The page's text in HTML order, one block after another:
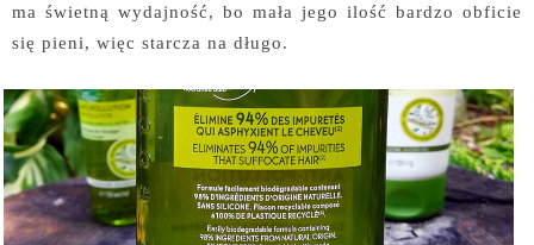
ma świetną wydajność, bo mała jego ilość bardzo obficie
się pieni, więc starcza na długo.